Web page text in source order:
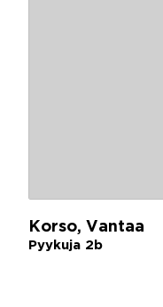
Korso, Vantaa
Pyykuja 2b